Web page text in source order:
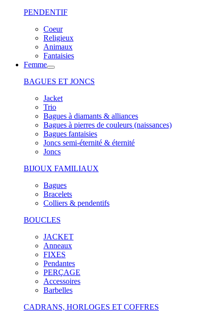
PENDENTIF
Coeur
Religieux
Animaux
Fantaisies
Femme
BAGUES ET JONCS
Jacket
Trio
Bagues à diamants & alliances
Bagues à pierres de couleurs (naissances)
Bagues fantaisies
Joncs semi-éternité & éternité
Joncs
BIJOUX FAMILIAUX
Bagues
Bracelets
Colliers & pendentifs
BOUCLES
JACKET
Anneaux
FIXES
Pendantes
PERÇAGE
Accessoires
Barbelles
CADRANS, HORLOGES ET COFFRES